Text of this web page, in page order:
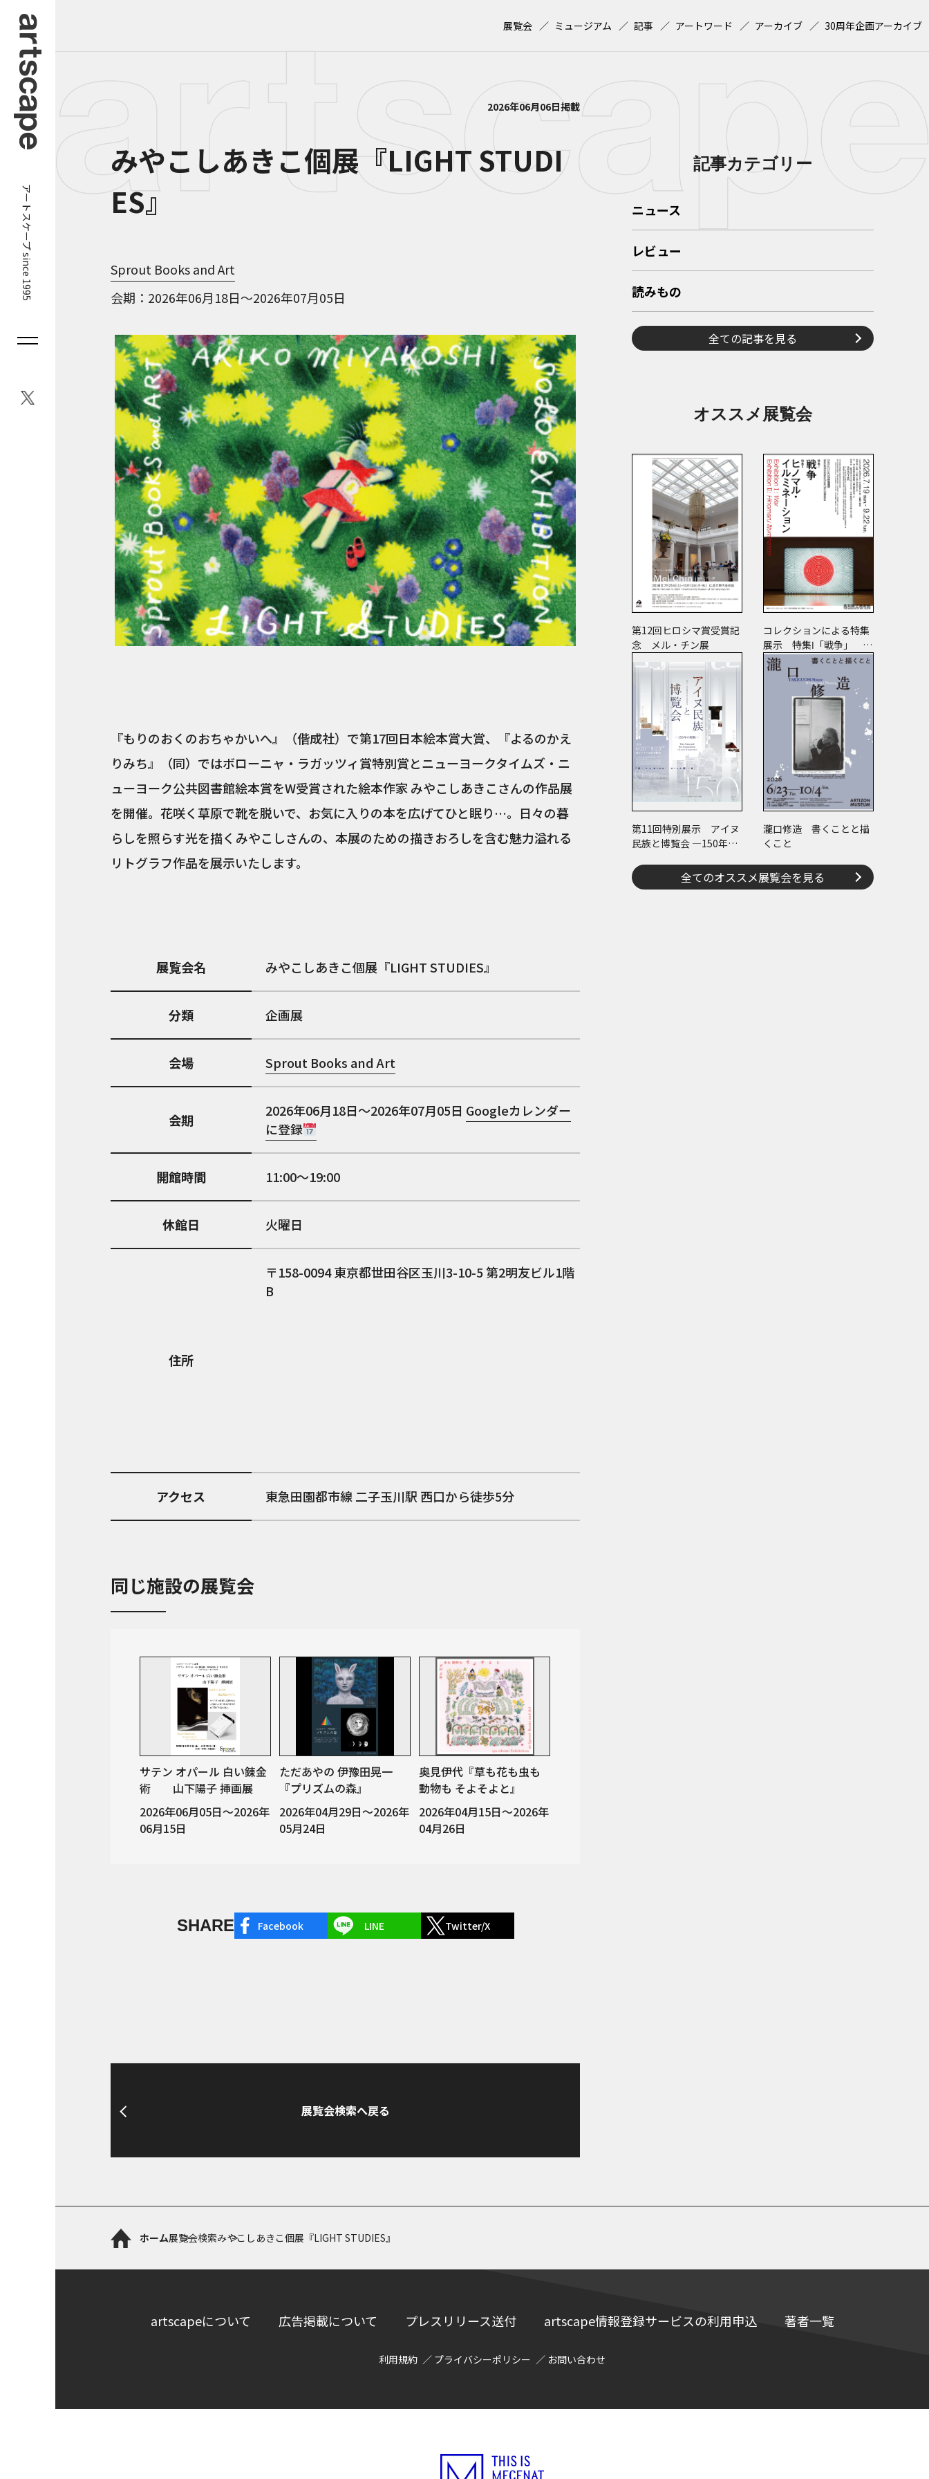
アートスケープ since 1995
展覧会 ミュージアム 記事 アートワード アーカイブ 30周年企画アーカイブ
2026年06月06日掲載
みやこしあきこ個展『LIGHT STUDI
ES』
Sprout Books and Art
会期
2026年06月18日～2026年07月05日
『もりのおくのおちゃかいへ』（偕成社）で第17回日本絵本賞大賞、『よるのかえ
りみち』（同）ではボローニャ・ラガッツィ賞特別賞とニューヨークタイムズ・ニ
ューヨーク公共図書館絵本賞をW受賞された絵本作家 みやこしあきこさんの作品展
を開催。花咲く草原で靴を脱いで、お気に入りの本を広げてひと眠り…。日々の暮
らしを照らす光を描くみやこしさんの、本展のための描きおろしを含む魅力溢れる
リトグラフ作品を展示いたします。
展覧会名 みやこしあきこ個展『LIGHT STUDIES』
分類 企画展
会場 Sprout Books and Art
会期
2026年06月18日～2026年07月05日 Googleカレンダー
に登録
開館時間 11:00～19:00
休館日 火曜日
住所
158-0094 東京都世田谷区玉川3-10-5 第2明友ビル1階
B
アクセス 東急田園都市線 二子玉川駅 西口から徒歩5分
同じ施設の展覧会
サテン オパール 白い錬金
術 山下陽子 挿画展
2026年06月05日～2026年
06月15日
ただあやの 伊豫田晃一
『プリズムの森』
2026年04月29日～2026年
05月24日
奥見伊代『草も花も虫も
動物も そよそよと』
2026年04月15日～2026年
04月26日
SHARE Facebook LINE Twitter/X
展覧会検索へ戻る
記事カテゴリー
ニュース
レビュー
読みもの
全ての記事を見る
オススメ展覧会
第12回ヒロシマ賞受賞記
念 メル・チン展
コレクションによる特集
展示 特集Ⅰ「戦争」 特
集Ⅱ「ヒノマル・イルミ
ネーション」
第11回特別展示 アイヌ
民族と博覧会 ―150年の
瀧口修造 書くことと描
くこと
全てのオススメ展覧会を見る
ホーム展覧会検索みやこしあきこ個展『LIGHT STUDIES』
artscapeについて 広告掲載について プレスリリース送付 artscape情報登録サービスの利用申込 著者一覧
利用規約 プライバシーポリシー お問い合わせ